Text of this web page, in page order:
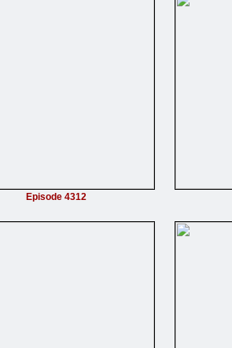
Episode 4312